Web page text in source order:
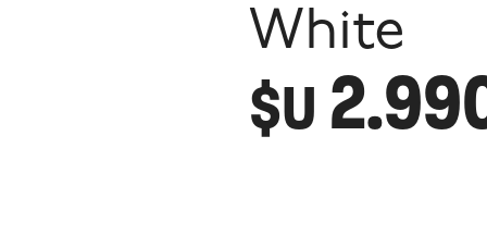
White
$U